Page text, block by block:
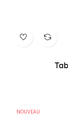
NOUVEAU